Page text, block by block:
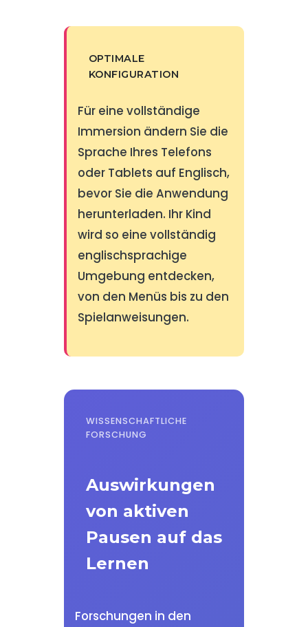
OPTIMALE
KONFIGURATION
Für eine vollständige
Immersion ändern Sie die
Sprache Ihres Telefons
oder Tablets auf Englisch,
bevor Sie die Anwendung
herunterladen. Ihr Kind
wird so eine vollständig
englischsprachige
Umgebung entdecken,
von den Menüs bis zu den
Spielanweisungen.
WISSENSCHAFTLICHE
FORSCHUNG
Auswirkungen
von aktiven
Pausen auf das
Lernen
Forschungen in den